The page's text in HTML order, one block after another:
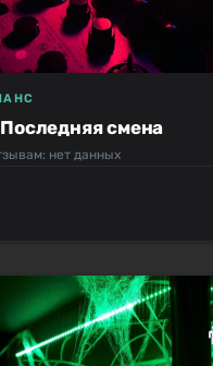
смена
нет данных